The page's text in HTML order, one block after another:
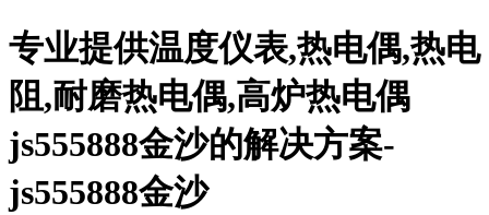
专业提供温度仪表,热电偶,热电
阻,耐磨热电偶,高炉热电偶
js555888金沙的解决方案-
js555888金沙